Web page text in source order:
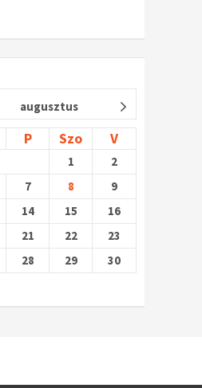
augusztus
P Szo V
1
2
7 8
9
14 15
16
21 22
23
28 29
30